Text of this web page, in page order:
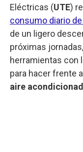
Eléctricas (UTE)
consumo diario
de un ligero
próximas
herramientas con
para hacer frente
aire